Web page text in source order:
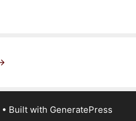
• Built with GeneratePress